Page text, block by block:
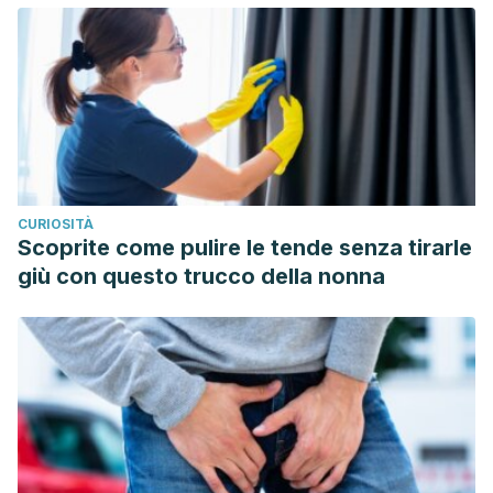
Sleep apnea/hypopnea and night bruxism.
Asociación Dental Mexicana ,
(4), 196-201.
https://www.medigraphic.com/cgi-bin/new/resumenI.cgi?
IDREVISTA=7&IDARTICULO=81747&IDPUBLICACION=7869
d’Ortho, M. P. (2019). Ronquidos y apnea del sueño.
Tratado de Medicina, 23(1), 1-8.
https://www.sciencedirect.com/science/article/pii/
Falbe J et al. Sleep Duration, Restfulness, and Screens in
the Sleep Environment. Pediatrics. 2015; 135 (2): e367-
e375; DOI: https://doi.org/10.1542/peds.2014-2306.
Lopez-Jimenez F, Sert F, Gami A, Somers V. Obstructive
sleep apnea: Implications for cardiac and vascular
disease. Chest. 2003; 290(14): 1906-1914.
Machado-Duque M, Echeverri J, Machado-Alba J.
Somnolencia diurna excesiva, mala calidad del sueño y
bajo rendimiento académico en estudiantes de Medicina.
CURIOSITÀ
Scoprite come pulire le tende senza tirarle
giù con questo trucco della nonna